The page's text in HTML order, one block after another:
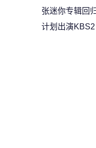
张迷你专辑回
计划出演KBS2